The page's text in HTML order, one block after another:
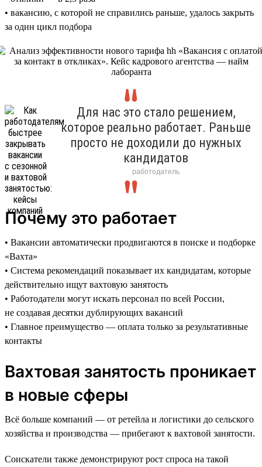
• вакансию, с которой не справились раньше, удалось закрыть
за один цикл подбора
Для нас это стало решением,
которое реально работает. Раньше
просто не доходили до нужных
кандидатов
работодатель
Почему это работает
• Вакансии автоматически продвигаются в поиске и подборке
«Вахта»
• Система рекомендаций показывает их кандидатам, которые
действительно ищут вахтовую занятость
• Работодатели могут искать персонал по всей России,
не создавая десятки дублирующих вакансий
• Главное преимущество — оплата только за результативные
контакты
Вахтовая занятость проникает
в новые сферы
Всё больше компаний — от ретейла и логистики до сельского
хозяйства и производства — прибегают к вахтовой занятости.
Соискатели также демонстрируют рост спроса на такой